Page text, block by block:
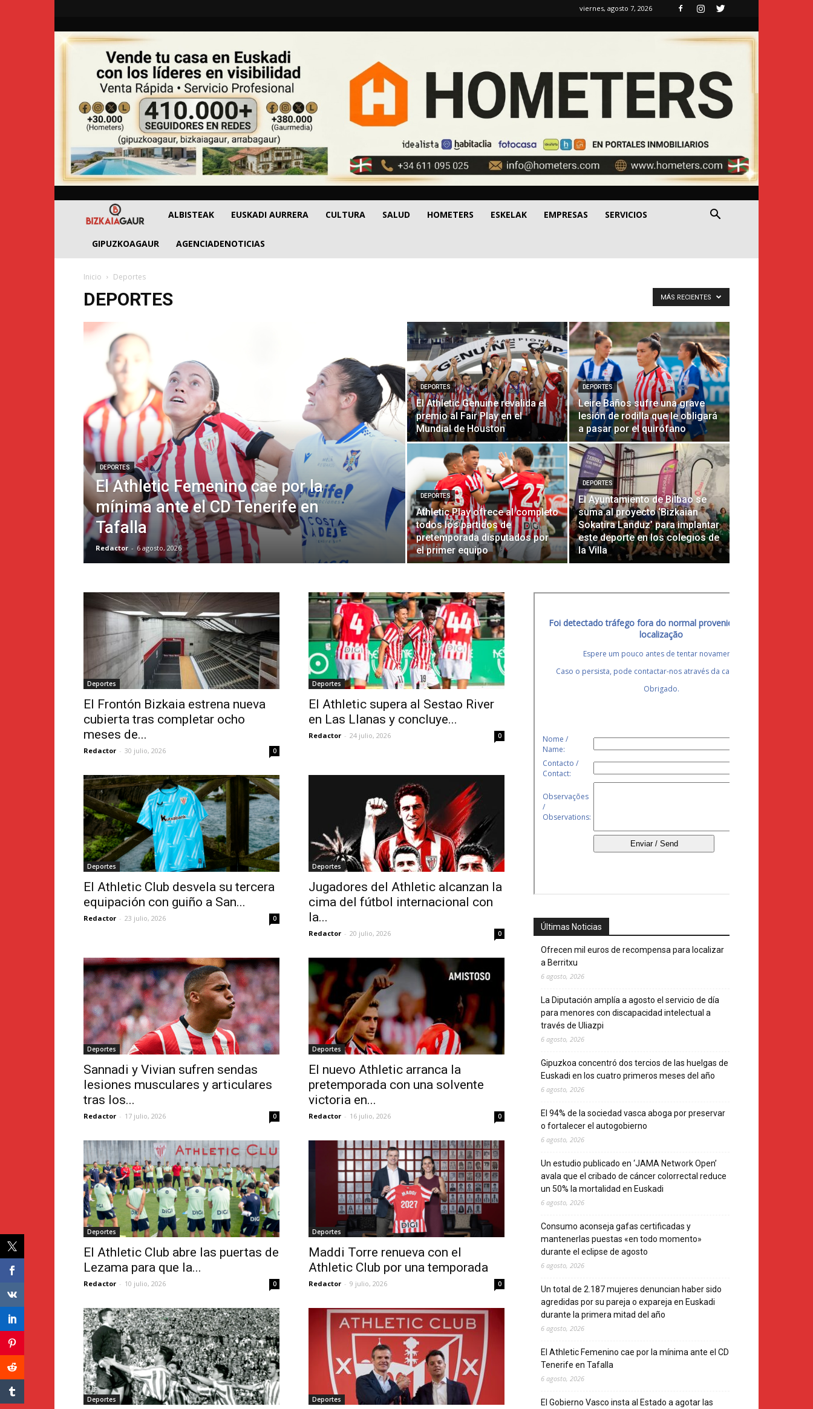
viernes, agosto 7, 2026
BizkaiaGaur
ALBISTEAK EUSKADI AURRERA CULTURA SALUD HOMETERS ESKELAK EMPRESAS SERVICIOS
GIPUZKOAGAUR AGENCIADENOTICIAS
Inicio Deportes
DEPORTES MÁS RECIENTES
DEPORTES
El Athletic Femenino cae por la
mínima ante el CD Tenerife en
Tafalla
Redactor - 6 agosto, 2026
DEPORTES
El Athletic Genuine revalida el
premio al Fair Play en el
Mundial de Houston
DEPORTES
Leire Baños sufre una grave
lesión de rodilla que le obligará
a pasar por el quirófano
DEPORTES
Athletic Play ofrece al completo
todos los partidos de
pretemporada disputados por
el primer equipo
DEPORTES
El Ayuntamiento de Bilbao se
suma al proyecto ‘Bizkaian
Sokatira Landuz’ para implantar
este deporte en los colegios de
la Villa
Deportes
El Frontón Bizkaia estrena nueva
cubierta tras completar ocho
meses de...
Redactor - 30 julio, 2026 0
Deportes
El Athletic supera al Sestao River
en Las Llanas y concluye...
Redactor - 24 julio, 2026 0
Deportes
El Athletic Club desvela su tercera
equipación con guiño a San...
Redactor - 23 julio, 2026 0
Deportes
Jugadores del Athletic alcanzan la
cima del fútbol internacional con
la...
Redactor - 20 julio, 2026 0
Deportes
Sannadi y Vivian sufren sendas
lesiones musculares y articulares
tras los...
Redactor - 17 julio, 2026 0
Deportes
El nuevo Athletic arranca la
pretemporada con una solvente
victoria en...
Redactor - 16 julio, 2026 0
Deportes
El Athletic Club abre las puertas de
Lezama para que la...
Redactor - 10 julio, 2026 0
Deportes
Maddi Torre renueva con el
Athletic Club por una temporada
Redactor - 9 julio, 2026 0
Deportes Deportes
Últimas Noticias
Ofrecen mil euros de recompensa para localizar
a Berritxu
6 agosto, 2026
La Diputación amplía a agosto el servicio de día
para menores con discapacidad intelectual a
través de Uliazpi
6 agosto, 2026
Gipuzkoa concentró dos tercios de las huelgas de
Euskadi en los cuatro primeros meses del año
6 agosto, 2026
El 94% de la sociedad vasca aboga por preservar
o fortalecer el autogobierno
6 agosto, 2026
Un estudio publicado en ‘JAMA Network Open’
avala que el cribado de cáncer colorrectal reduce
un 50% la mortalidad en Euskadi
6 agosto, 2026
Consumo aconseja gafas certificadas y
mantenerlas puestas «en todo momento»
durante el eclipse de agosto
6 agosto, 2026
Un total de 2.187 mujeres denuncian haber sido
agredidas por su pareja o expareja en Euskadi
durante la primera mitad del año
6 agosto, 2026
El Athletic Femenino cae por la mínima ante el CD
Tenerife en Tafalla
6 agosto, 2026
El Gobierno Vasco insta al Estado a agotar las